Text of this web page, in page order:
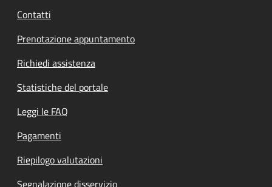
Contatti
Prenotazione appuntamento
Richiedi assistenza
Statistiche del portale
Leggi le FAQ
Pagamenti
Riepilogo valutazioni
Segnalazione disservizio